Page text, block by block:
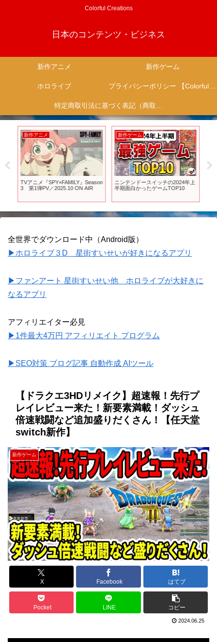
Colorful Creations
日本のコンテンツ・ビジネス
新作アニメ 新作ゲーム
ホロライブ プライバシーポリシー 【Colorful Creation】
特定商取引法に基づく表記（商取引に関する開示）
新作アニメ
TVアニメ『SPY×FAMILY』Season
3 第1弾PV／2025.10 ON AIR
新作ゲーム
ニンテンドースイッチの2024年上
半期面白かったゲームTOP10
全世界でダウンロード中（Android版）
▶ホロライブ３D 星街すいせいが好きになるアプリ
▶ファンアート 星街すいせい他 ホロライブが大好きに
なるアプリ
アフィリエイター必見
▶1件最大4万円 アフィリエイト プログラム
▶SEO対策 ブログ記事 自動作成 AIツール
【ドラクエ3HDリメイク】超速報！先行プ
レイレビュー来た！新要素満載！ダッシュ
倍速戦闘など追加盛りだくさん！【任天堂
switch新作】
新作ゲーム
X Facebook はてブ
Pocket LINE コピー
2024.06.25